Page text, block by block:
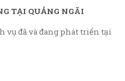
TẠI QUẢNG NGÃI
đã và đang phát triển tại